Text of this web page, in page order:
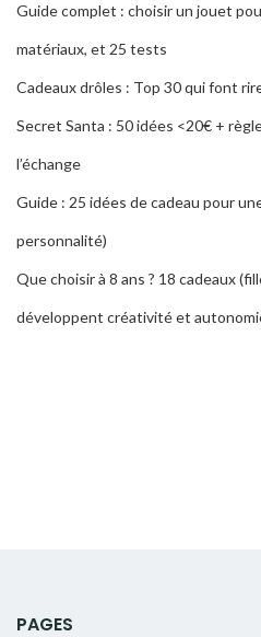
Guide complet : choisir un jouet
matériaux, et 25 tests
Cadeaux drôles : Top 30 qui font
Secret Santa : 50 idées <20€ +
l’échange
Guide : 25 idées de cadeau pour
personnalité)
Que choisir à 8 ans ? 18 cadeaux
développent créativité et
PAGES